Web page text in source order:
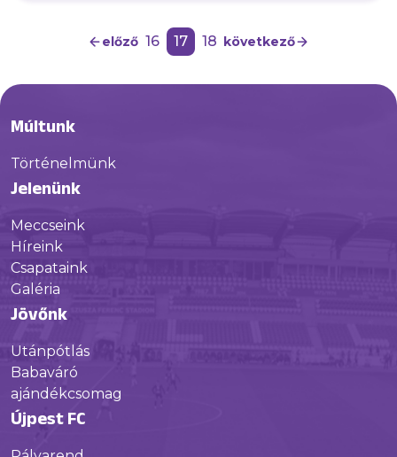
előző 16 17 18 következő
Múltunk
Történelmünk
Jelenünk
Meccseink
Híreink
Csapataink
Galéria
Jövőnk
Utánpótlás
Babaváró
ajándékcsomag
Újpest FC